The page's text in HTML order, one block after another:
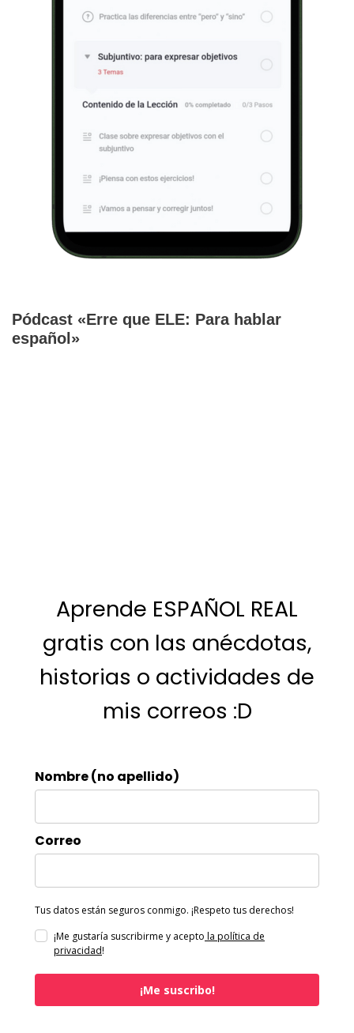
Pódcast «Erre que ELE: Para hablar
español»
Aprende ESPAÑOL REAL
gratis con las anécdotas,
historias o actividades de
mis correos :D
Nombre (no apellido)
Correo
Tus datos están seguros conmigo. ¡Respeto tus derechos!
¡Me gustaría suscribirme y acepto la política de
privacidad!
¡Me suscribo!